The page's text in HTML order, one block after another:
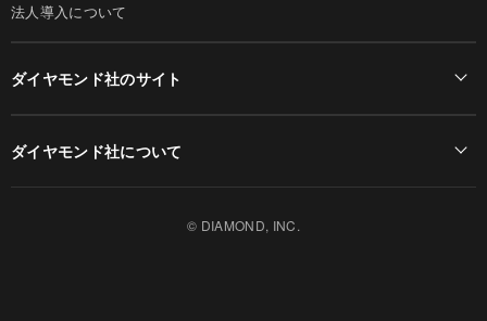
法人導入について
ダイヤモンド社のサイト
ダイヤモンド社について
© DIAMOND, INC.